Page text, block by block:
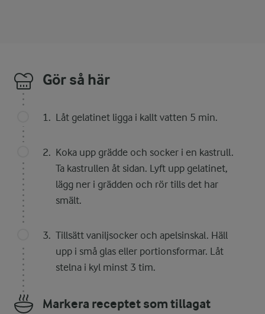
Gör så här
Låt gelatinet ligga i kallt vatten 5 min.
Koka upp grädde och socker i en kastrull.
Ta kastrullen åt sidan. Lyft upp gelatinet,
lägg ner i grädden och rör tills det har
smält.
Tillsätt vaniljsocker och apelsinskal. Häll
upp i små glas eller portionsformar. Låt
stelna i kyl minst 3 tim.
Markera receptet som tillagat